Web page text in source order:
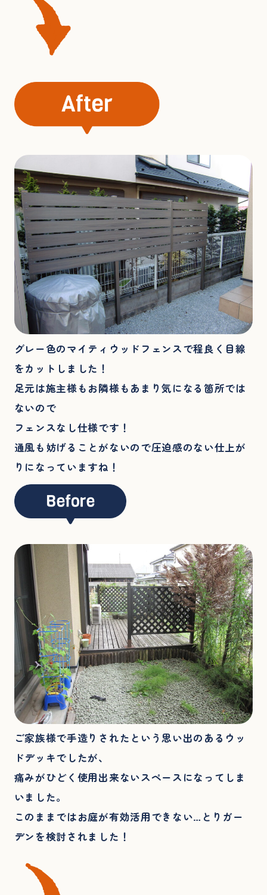
グレー色のマイティウッドフェンスで程良く目線
をカットしました！
足元は施主様もお隣様もあまり気になる箇所では
ないので
フェンスなし仕様です！
通風も妨げることがないので圧迫感のない仕上が
りになっていますね！
ご家族様で手造りされたという思い出のあるウッ
ドデッキでしたが、
痛みがひどく使用出来ないスペースになってしま
いました。
このままではお庭が有効活用できない…とりガー
デンを検討されました！